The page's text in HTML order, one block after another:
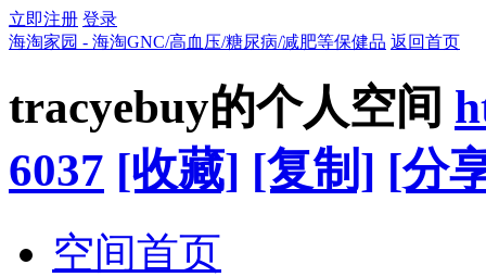
立即注册 登录
海淘家园 - 海淘GNC/高血压/糖尿病/减肥等保健品 返回首页
tracyebuy的个人空间
6037 [收藏] [复制] [分
空间首页